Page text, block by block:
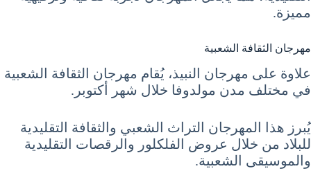
مميزة.
مهرجان الثقافة الشعبية
علاوة على مهرجان النبيذ، يُقام مهرجان الثقافة الشعبية
في مختلف مدن مولدوفا خلال شهر أكتوبر.
يُبرز هذا المهرجان التراث الشعبي والثقافة التقليدية
للبلاد من خلال عروض الفلكلور والرقصات التقليدية
والموسيقى الشعبية.